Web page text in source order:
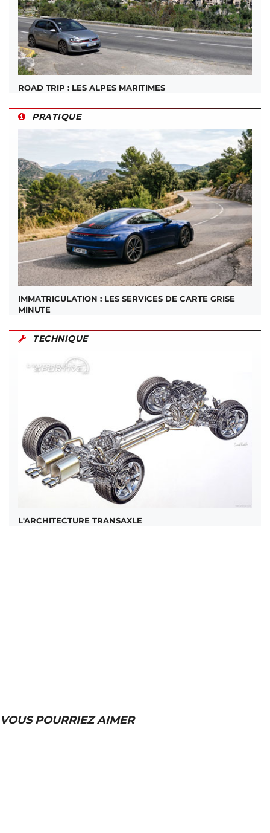
ROAD TRIP : LES ALPES MARITIMES
PRATIQUE
IMMATRICULATION : LES SERVICES DE CARTE GRISE
MINUTE
TECHNIQUE
L'ARCHITECTURE TRANSAXLE
VOUS POURRIEZ AIMER